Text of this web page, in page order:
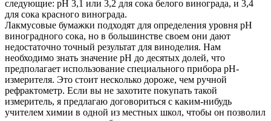
следующие: рН 3,1 или 3,2 для сока белого винограда, и 3,4
для сока красного винограда.
Лакмусовые бумажки подходят для определения уровня рН
виноградного сока, но в большинстве своем они дают
недостаточно точный результат для виноделия. Нам
необходимо знать значение рН до десятых долей, что
предполагает использование специального прибора рН-
измерителя. Это стоит несколько дороже, чем ручной
рефрактометр. Если вы не захотите покупать такой
измеритель, я предлагаю договориться с каким-нибудь
учителем химии в одной из местных школ, чтобы он позволил